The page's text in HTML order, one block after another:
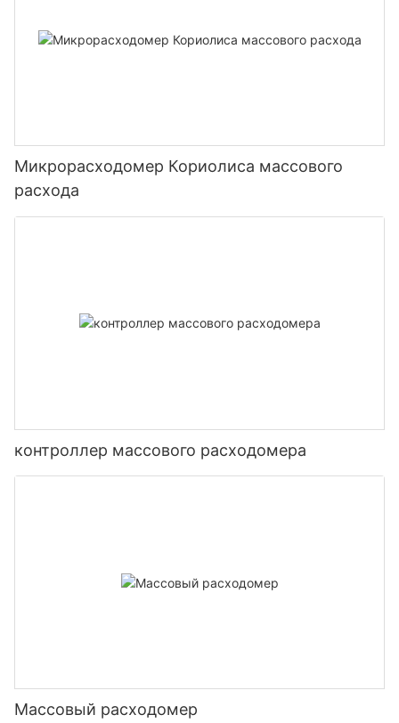
Микрорасходомер Кориолиса массового
расхода
контроллер массового расходомера
Массовый расходомер